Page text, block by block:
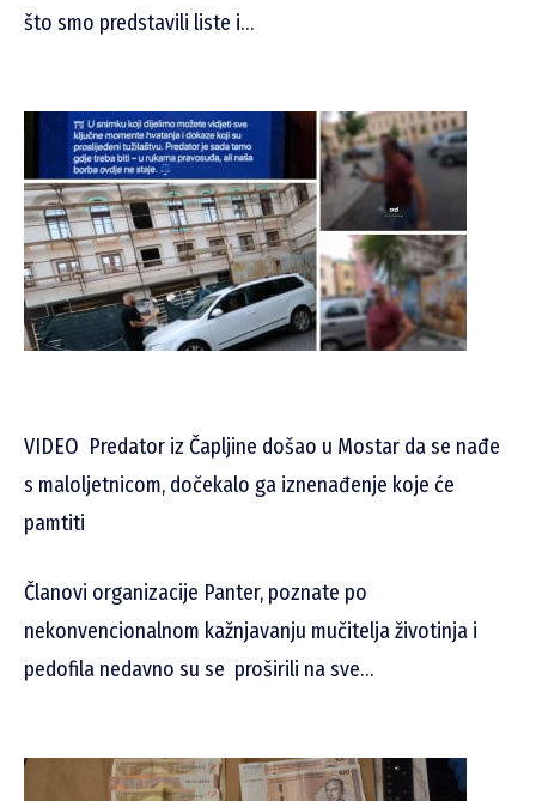
što smo predstavili liste i…
VIDEO Predator iz Čapljine došao u Mostar da se nađe
s maloljetnicom, dočekalo ga iznenađenje koje će
pamtiti
Članovi organizacije Panter, poznate po
nekonvencionalnom kažnjavanju mučitelja životinja i
pedofila nedavno su se proširili na sve…